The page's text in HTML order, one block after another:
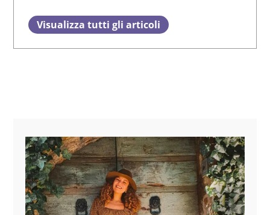
Visualizza tutti gli articoli